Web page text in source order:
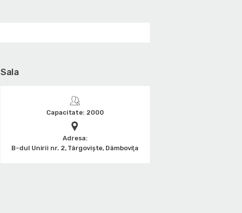
Sala
Capacitate: 2000
Adresa:
B-dul Unirii nr. 2, Târgovişte, Dâmboviţa